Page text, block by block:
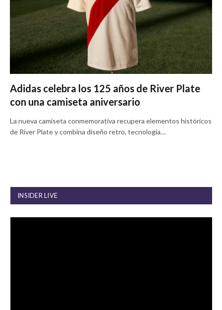
Adidas celebra los 125 años de River Plate
con una camiseta aniversario
La nueva camiseta conmemorativa recupera elementos históricos
de River Plate y combina diseño retro, tecnología…
INSIDER LIVE